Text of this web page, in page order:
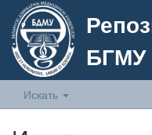
БГМУ
Искать